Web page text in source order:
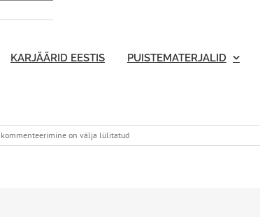
KARJÄÄRID EESTIS PUISTEMATERJALID
kommenteerimine on välja lülitatud